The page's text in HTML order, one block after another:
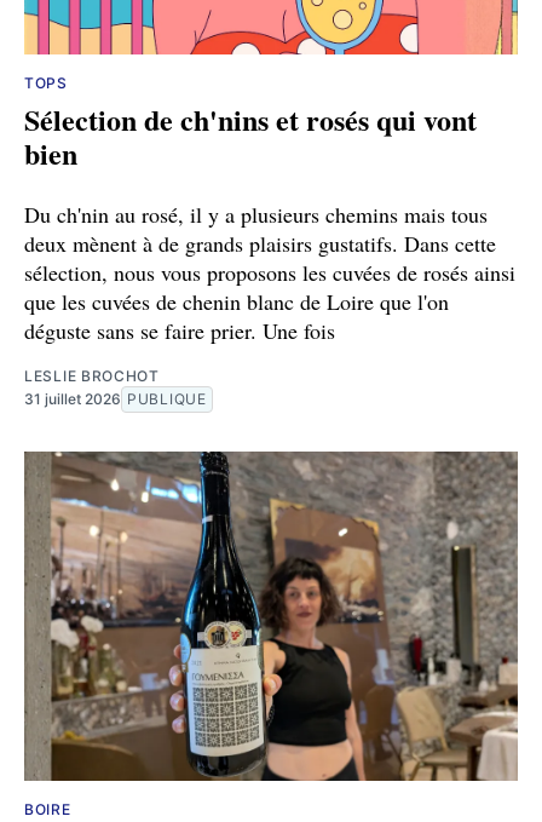
TOPS
Sélection de ch'nins et rosés qui vont
bien
Du ch'nin au rosé, il y a plusieurs chemins mais tous
deux mènent à de grands plaisirs gustatifs. Dans cette
sélection, nous vous proposons les cuvées de rosés ainsi
que les cuvées de chenin blanc de Loire que l'on
déguste sans se faire prier. Une fois
LESLIE BROCHOT
31 juillet 2026 PUBLIQUE
BOIRE